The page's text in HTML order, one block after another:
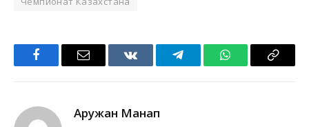
FacebookEmail VKontakteTelegramWhatsAppCopy
Аружан Манап